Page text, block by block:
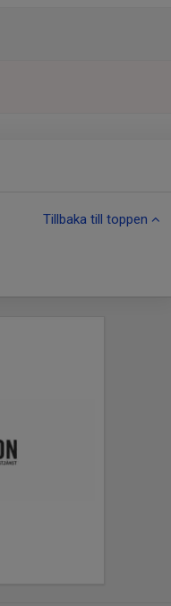
Tillbaka till toppen